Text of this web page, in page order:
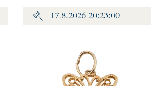
17.8.2026 20:23:00